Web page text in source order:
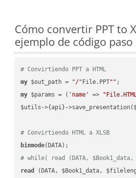
Cómo convertir PPT to
ejemplo de código paso
# Convirtiendo PPT a HTML
my $out_path = "/" File.PPT""
my $params = ( 'name' =>
$utils->{api}-
# Convirtiendo HTML a XLSB
binmode
# while( read (DATA,
read